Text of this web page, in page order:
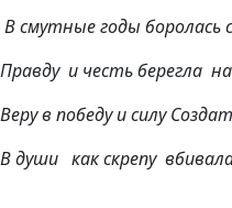
В смутные годы боролась
Правду и честь берегла
Веру в победу и силу
В души как скрепу